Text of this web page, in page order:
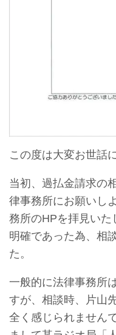
この度は大変お世話
当初、過払金請求の
律事務所にお願いし
務所のHPを拝見い
明確であった為、相
た。
一般的に法律事務所
すが、相談時、片山
全く感じられません